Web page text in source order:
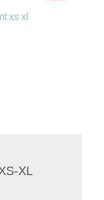
xs xl
XL